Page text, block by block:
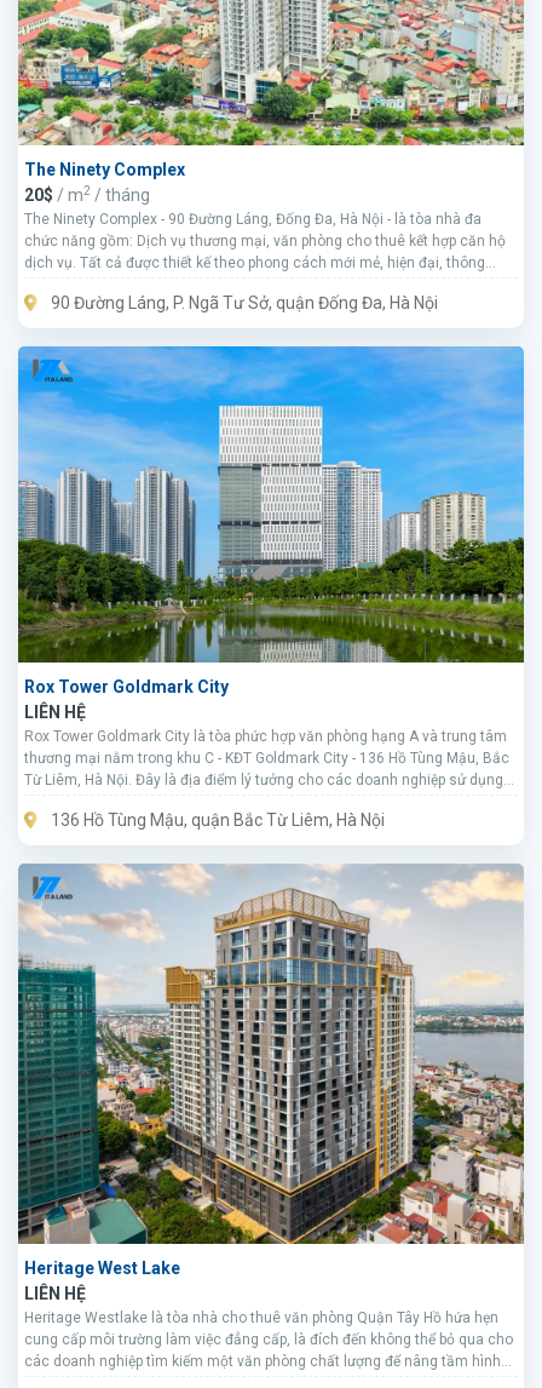
The Ninety Complex
20$ / m2 / tháng
The Ninety Complex - 90 Đường Láng, Đống Đa, Hà Nội - là tòa nhà đa
chức năng gồm: Dịch vụ thương mại, văn phòng cho thuê kết hợp căn hộ
dịch vụ. Tất cả được thiết kế theo phong cách mới mẻ, hiện đại, thông
90 Đường Láng, P. Ngã Tư Sở, quận Đống Đa, Hà Nội
Rox Tower Goldmark City
LIÊN HỆ
Rox Tower Goldmark City là tòa phức hợp văn phòng hạng A và trung tâm
thương mại nằm trong khu C - KĐT Goldmark City - 136 Hồ Tùng Mậu, Bắc
Từ Liêm, Hà Nội. Đây là địa điểm lý tưởng cho các doanh nghiệp sử dụng
136 Hồ Tùng Mậu, quận Bắc Từ Liêm, Hà Nội
Heritage West Lake
LIÊN HỆ
Heritage Westlake là tòa nhà cho thuê văn phòng Quận Tây Hồ hứa hẹn
cung cấp môi trường làm việc đẳng cấp, là đích đến không thể bỏ qua cho
các doanh nghiệp tìm kiếm một văn phòng chất lượng để nâng tầm hình